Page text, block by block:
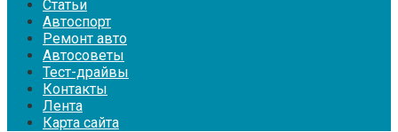
Статьи
Автоспорт
Ремонт авто
Автосоветы
Тест-драйвы
Контакты
Лента
Карта сайта